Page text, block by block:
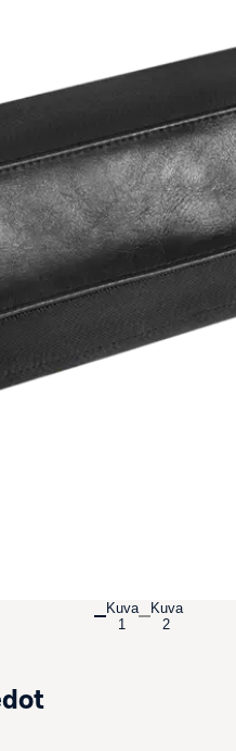
Avaa tuotekuva suurennettuna
Kuva
1
Kuva
2